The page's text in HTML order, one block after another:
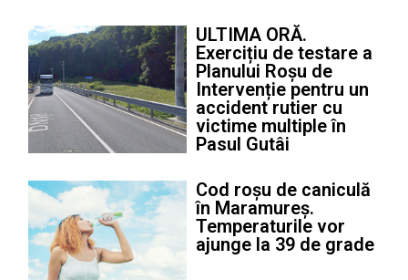
ULTIMA ORĂ.
Exercițiu de testare a
Planului Roșu de
Intervenție pentru un
accident rutier cu
victime multiple în
Pasul Gutâi
Cod roșu de caniculă
în Maramureș.
Temperaturile vor
ajunge la 39 de grade